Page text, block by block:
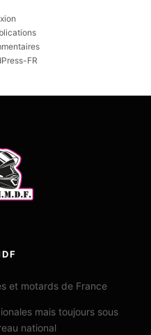
FR
et motards de France
mais toujours sous
national